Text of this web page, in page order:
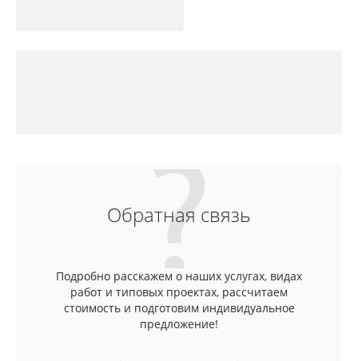
Обратная связь
Подробно расскажем о наших услугах, видах
работ и типовых проектах, рассчитаем
стоимость и подготовим индивидуальное
предложение!